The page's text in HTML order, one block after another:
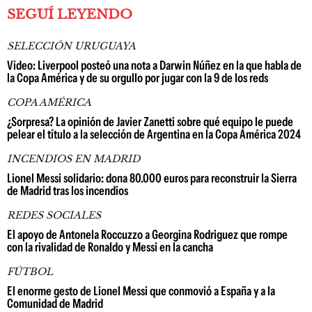
SEGUÍ LEYENDO
SELECCIÓN URUGUAYA
Video: Liverpool posteó una nota a Darwin Núñez en la que habla de
la Copa América y de su orgullo por jugar con la 9 de los reds
COPA AMÉRICA
¿Sorpresa? La opinión de Javier Zanetti sobre qué equipo le puede
pelear el título a la selección de Argentina en la Copa América 2024
INCENDIOS EN MADRID
Lionel Messi solidario: dona 80.000 euros para reconstruir la Sierra
de Madrid tras los incendios
REDES SOCIALES
El apoyo de Antonela Roccuzzo a Georgina Rodriguez que rompe
con la rivalidad de Ronaldo y Messi en la cancha
FÚTBOL
El enorme gesto de Lionel Messi que conmovió a España y a la
Comunidad de Madrid